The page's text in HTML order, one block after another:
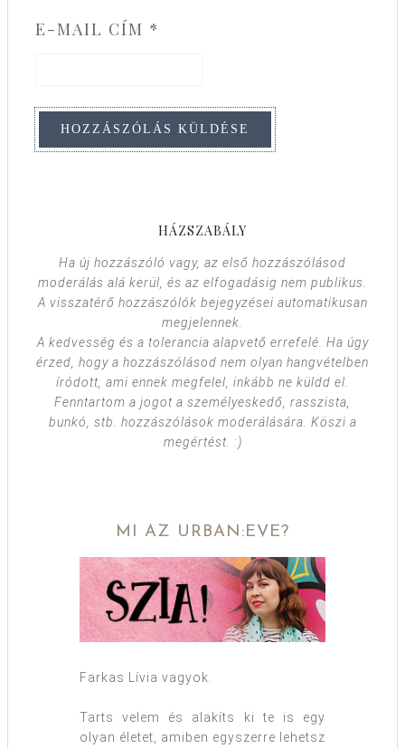
E-MAIL CÍM *
HÁZSZABÁLY
Ha új hozzászóló vagy, az első hozzászólásod
moderálás alá kerül, és az elfogadásig nem publikus.
A visszatérő hozzászólók bejegyzései automatikusan
megjelennek.
A kedvesség és a tolerancia alapvető errefelé. Ha úgy
érzed, hogy a hozzászólásod nem olyan hangvételben
íródott, ami ennek megfelel, inkább ne küldd el.
Fenntartom a jogot a személyeskedő, rasszista,
bunkó, stb. hozzászólások moderálására. Köszi a
megértést. :)
MI AZ URBAN:EVE?
Farkas Lívia vagyok.
Tarts velem és alakíts ki te is egy
olyan életet, amiben egyszerre lehetsz